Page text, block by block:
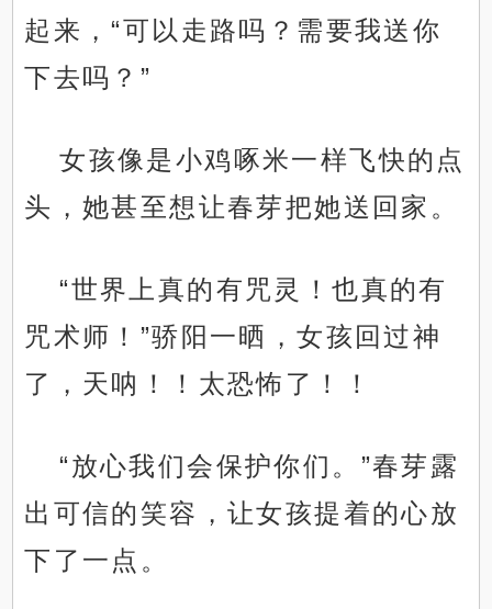
起来，“可以走路吗？需要我送你
下去吗？”
女孩像是小鸡啄米一样飞快的点
头，她甚至想让春芽把她送回家。
“世界上真的有咒灵！也真的有
咒术师！”骄阳一晒，女孩回过神
了，天呐！！太恐怖了！！
“放心我们会保护你们。”春芽露
出可信的笑容，让女孩提着的心放
下了一点。